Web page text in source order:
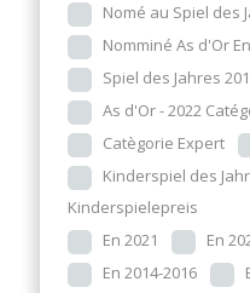
Nomé au Spiel des
Nomminé As d'Or
Spiel des Jahres
As d'Or - 2022
Catègorie Expert
Kinderspiel des
Kinderspielepreis
En 2021
En
En 2014-2016